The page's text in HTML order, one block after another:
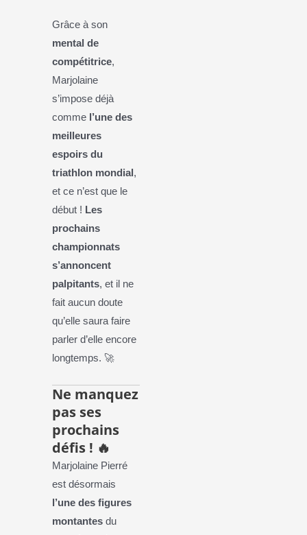
Grâce à son
mental de
compétitrice,
Marjolaine
s’impose déjà
comme l’une des
meilleures
espoirs du
triathlon mondial,
et ce n’est que le
début ! Les
prochains
championnats
s’annoncent
palpitants, et il ne
fait aucun doute
qu’elle saura faire
parler d’elle encore
longtemps. 🚀
Ne manquez
pas ses
prochains
défis ! 🔥
Marjolaine Pierré
est désormais
l’une des figures
montantes du